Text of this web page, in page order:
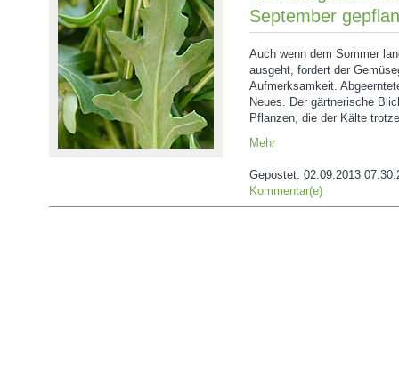
September
Auch wenn dem Sommer
ausgeht, fordert der
Aufmerksamkeit.
Neues. Der gärtnerische
Pflanzen, die der Kälte
Mehr
Gepostet: 02.09.2013
Kommentar(e)